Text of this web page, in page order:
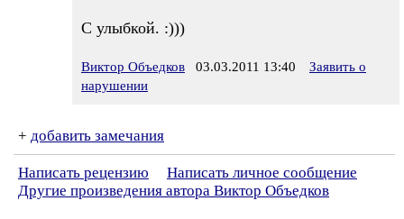
С улыбкой. :)))
Виктор Объедков 03.03.2011 13:40
Заявить о
нарушении
+ добавить замечания
Написать рецензию
Написать личное сообщение
Другие произведения автора Виктор Объедков